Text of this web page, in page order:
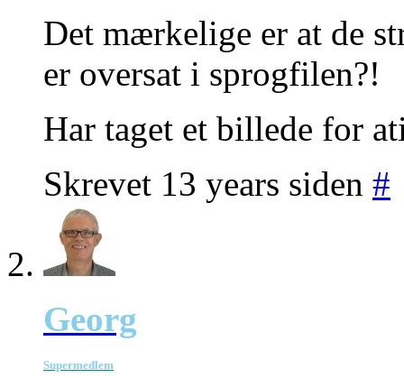
Det mærkelige er at de
er oversat i sprogfilen?!
Har taget et billede for
Skrevet 13 years siden #
Georg
Supermedlem